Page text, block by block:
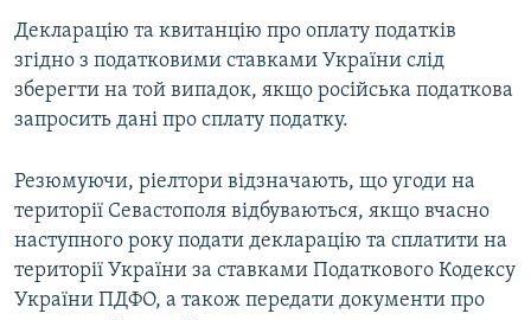
Декларацію та квитанцію про оплату податків
згідно з податковими ставками України слід
зберегти на той випадок, якщо російська податкова
запросить дані про сплату податку.
Резюмуючи, ріелтори відзначають, що угоди на
території Севастополя відбуваються, якщо вчасно
наступного року подати декларацію та сплатити на
території України за ставками Податкового Кодексу
України ПДФО, а також передати документи про